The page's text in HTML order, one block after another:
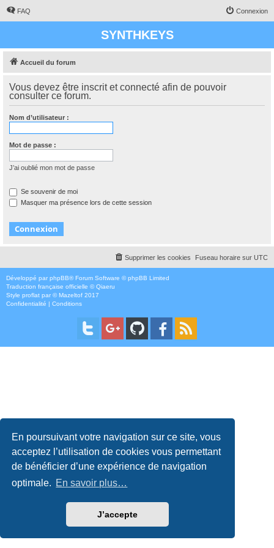
En poursuivant votre navigation sur ce site, vous
acceptez l’utilisation de cookies vous permettant
de bénéficier d’une expérience de navigation
optimale. En savoir plus…
J’accepte
FAQ Connexion
SYNTHKEYS
Accueil du forum
Vous devez être inscrit et connecté afin de pouvoir
consulter ce forum.
Nom d’utilisateur :
Mot de passe :
J’ai oublié mon mot de passe
Se souvenir de moi
Masquer ma présence lors de cette session
Fuseau horaire sur UTC
Supprimer les cookies
Développé par phpBB® Forum Software © phpBB Limited
Traduction française officielle ©Qiaeru
Style proflat par ©Mazeltof 2017
Confidentialité | Conditions